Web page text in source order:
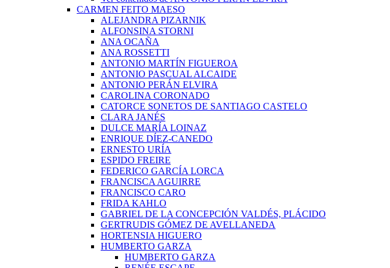
CARMEN FEITO MAESO
ALEJANDRA PIZARNIK
ALFONSINA STORNI
ANA OCAÑA
ANA ROSSETTI
ANTONIO MARTÍN FIGUEROA
ANTONIO PASCUAL ALCAIDE
ANTONIO PERÁN ELVIRA
CAROLINA CORONADO
CATORCE SONETOS DE SANTIAGO CASTELO
CLARA JANÉS
DULCE MARÍA LOINAZ
ENRIQUE DÍEZ-CANEDO
ERNESTO URÍA
ESPIDO FREIRE
FEDERICO GARCÍA LORCA
FRANCISCA AGUIRRE
FRANCISCO CARO
FRIDA KAHLO
GABRIEL DE LA CONCEPCIÓN VALDÉS, PLÁCIDO
GERTRUDIS GÓMEZ DE AVELLANEDA
HORTENSIA HIGUERO
HUMBERTO GARZA
HUMBERTO GARZA